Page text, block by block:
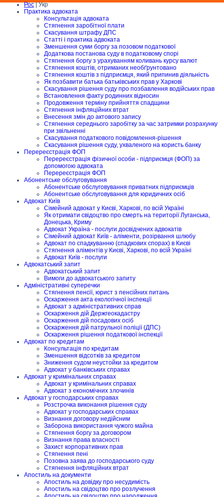
Рос| Укр
Практика адвоката
Консультація адвоката
Стягнення заробітної плати
Скасування штрафу ДПС
Статті і практика адвоката
Зменшення суми боргу за позовом податкової
Додаткова постанова суду в податковому спорі
Стягнення боргу з урахуванням коливань курсу валют
Стягнення коштів, отриманих необґрунтовано
Стягнення коштів з підприємця, який припинив діяльність
Як позбавити батька батьківських прав у Харкові
Скасування рішення суду про позбавлення водійських прав
Встановлення факту родинних відносин
Продовження терміну прийняття спадщини
Стягнення інфляційних втрат
Внесення змін до актового запису
Стягнення середнього заробітку за час затримки розрахунку
при звільненні
Скасування податкового повідомлення-рішення
Скасування рішення суду, ухваленого на користь банку
Перереєстрація ФОП
Перереєстрація фізичної особи - підприємця (ФОП) за
допомогою адвоката
Перереєстрація ФОП
Абонентське обслуговування
Абонентське обслуговування приватних підприємців
Абонентське обслуговування для юридичних осіб
Адвокат Київ
Сімейний адвокат у Києві, Харкові, по всій Україні
Як отримати свідоцтво про смерть на території Луганська,
Донецька, Криму
Адвокат Україна - послуги досвідчених адвокатів
Сімейний адвокат Київ - аліменти, розірвання шлюбу
Адвокат по спадкуванню (спадкових спорах) в Києві
Стягнення аліментів у Києві, Харкові, по всій Україні
Адвокат Київ - послуги
Адвокатський запит
Адвокатський запит
Вимоги до адвокатського запиту
Адміністративні суперечки
Стягнення пенсії, юрист з пенсійних питань
Оскарження акта екологічної інспекції
Адвокат з адміністративних справ
Оскарження дій Держгеокадастру
Оскарження дій посадових осіб
Оскарження дій патрульної поліції (ДПС)
Оскарження рішення податкової інспекції
Адвокат по кредитам
Консультація по кредитам
Зменшення відсотків за кредитом
Зниження судом неустойки за кредитом
Адвокат у банківських справах
Адвокат у кримінальних справах
Адвокат у кримінальних справах
Адвокат з економічних злочинів
Адвокат у господарських справах
Розстрочка виконання рішення суду
Адвокат у господарських справах
Визнання договору недійсним
Заборона використання чужого майна
Стягнення боргу за договором
Визнання права власності
Захист корпоративних прав
Стягнення пені
Позовна заява до господарського суду
Стягнення інфляційних втрат
Апостиль на документи
Апостиль на довідку про несудимість
Апостиль на свідоцтво про розлучення